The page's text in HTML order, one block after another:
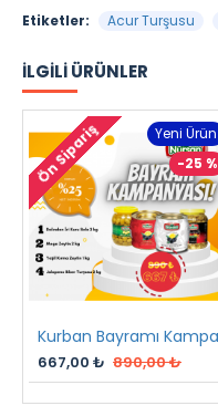
Etiketler: Acur Turşusu
İLGILI ÜRÜNLER
Yeni Ürün
-25 %
Ön Sipariş
667,00 ₺ 890,00 ₺